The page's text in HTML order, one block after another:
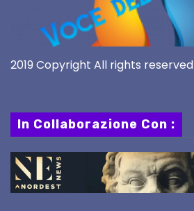
2019 Copyright All rights reserved
In Collaborazione Con :